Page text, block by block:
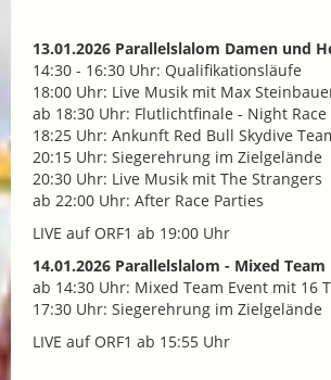
13.01.2026 Parallelslalom Damen und
14:30 - 16:30 Uhr: Qualifikationsläufe
18:00 Uhr: Live Musik mit Max
ab 18:30 Uhr: Flutlichtfinale - Night Race
18:25 Uhr: Ankunft Red Bull Skydive
20:15 Uhr: Siegerehrung im Zielgelände
20:30 Uhr: Live Musik mit The Strangers
ab 22:00 Uhr: After Race Parties
LIVE auf ORF1 ab 19:00 Uhr
14.01.2026 Parallelslalom - Mixed Team
ab 14:30 Uhr: Mixed Team Event mit 16
17:30 Uhr: Siegerehrung im Zielgelände
LIVE auf ORF1 ab 15:55 Uhr